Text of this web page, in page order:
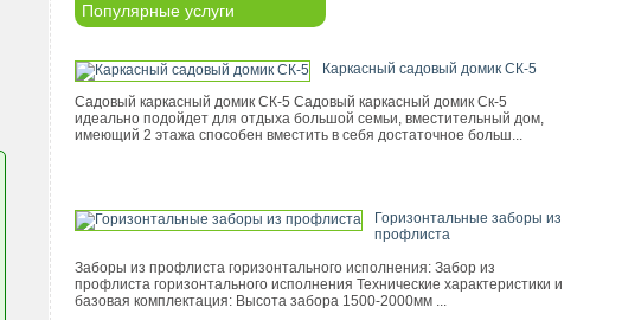
Популярные услуги
Каркасный садовый домик СК-5
Садовый каркасный домик СК-5 Садовый каркасный домик Ск-5
идеально подойдет для отдыха большой семьи, вместительный дом,
имеющий 2 этажа способен вместить в себя достаточное больш...
Горизонтальные заборы из
профлиста
Заборы из профлиста горизонтального исполнения: Забор из
профлиста горизонтального исполнения Технические характеристики и
базовая комплектация: Высота забора 1500-2000мм ...